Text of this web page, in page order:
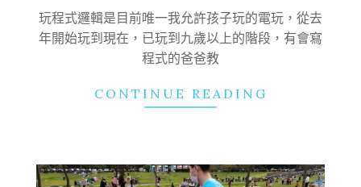
11
玩程式邏輯是目前唯一我允許孩子玩的電玩，從去
年開始玩到現在，已玩到九歲以上的階段，有會寫
程式的爸爸教
CONTINUE READING